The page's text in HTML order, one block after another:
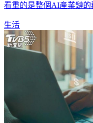
達生指出，台灣在半導體
生活